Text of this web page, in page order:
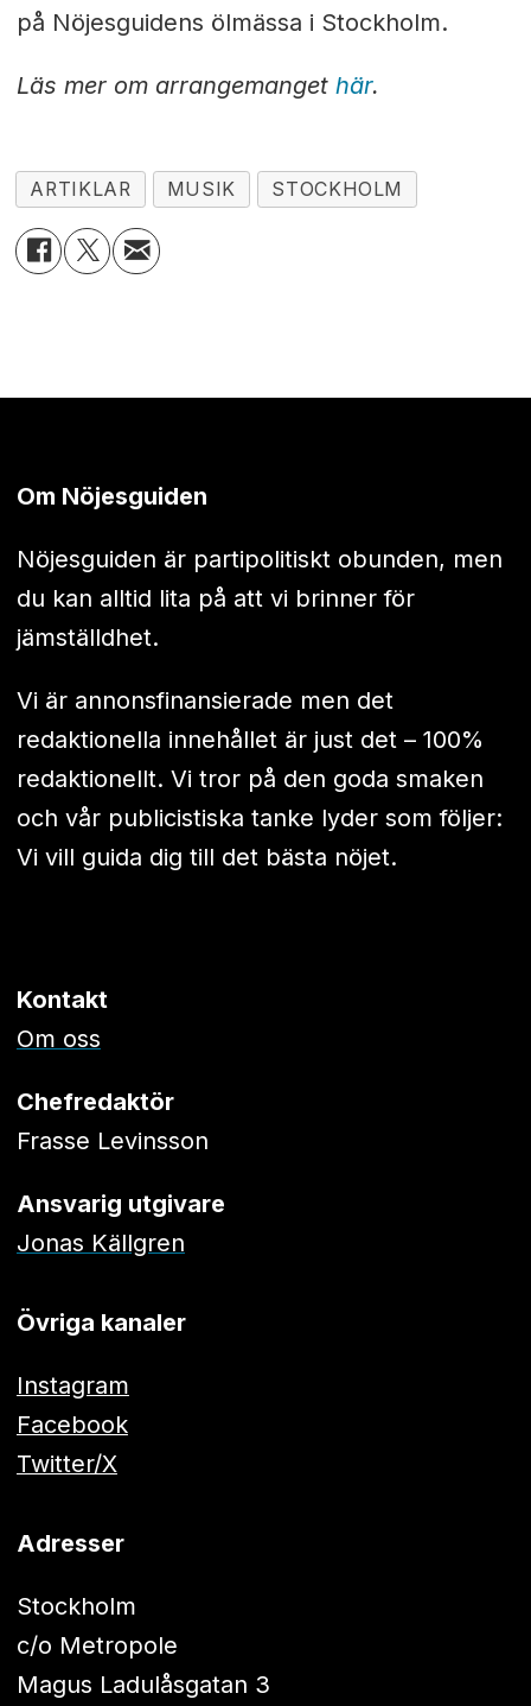
på Nöjesguidens ölmässa i Stockholm.
Läs mer om arrangemanget här.
ARTIKLAR MUSIK STOCKHOLM
Om Nöjesguiden
Nöjesguiden är partipolitiskt obunden, men
du kan alltid lita på att vi brinner för
jämställdhet.
Vi är annonsfinansierade men det
redaktionella innehållet är just det – 100%
redaktionellt. Vi tror på den goda smaken
och vår publicistiska tanke lyder som följer:
Vi vill guida dig till det bästa nöjet.
Kontakt
Om oss
Chefredaktör
Frasse Levinsson
Ansvarig utgivare
Jonas Källgren
Övriga kanaler
Instagram
Facebook
Twitter/X
Adresser
Stockholm
c/o Metropole
Magus Ladulåsgatan 3